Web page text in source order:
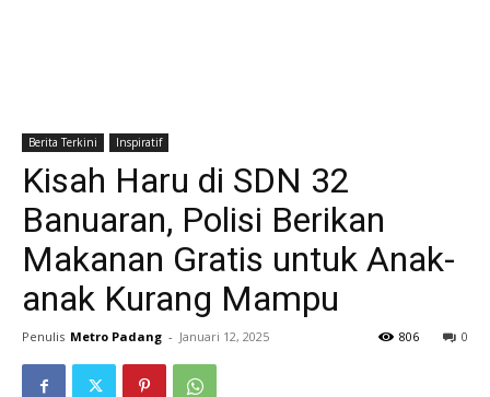
Berita Terkini Inspiratif
Kisah Haru di SDN 32
Banuaran, Polisi Berikan
Makanan Gratis untuk Anak-
anak Kurang Mampu
Penulis Metro Padang - Januari 12, 2025 0
806